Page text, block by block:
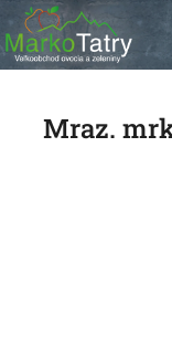
Prejsť
na
obsah
Mraz.